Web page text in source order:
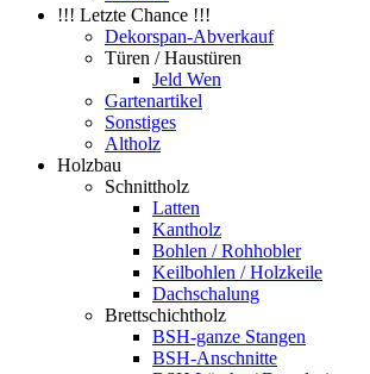
!!! Letzte Chance !!!
Dekorspan-Abverkauf
Türen / Haustüren
Jeld Wen
Gartenartikel
Sonstiges
Altholz
Holzbau
Schnittholz
Latten
Kantholz
Bohlen / Rohhobler
Keilbohlen / Holzkeile
Dachschalung
Brettschichtholz
BSH-ganze Stangen
BSH-Anschnitte